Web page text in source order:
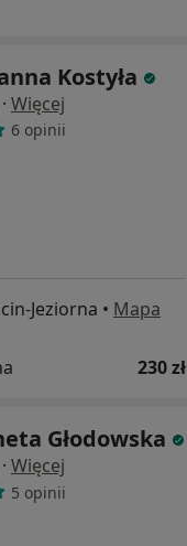
Kostyła
· Więcej
6 opinii
Jeziorna • Mapa
230 zł
Głodowska
· Więcej
5 opinii